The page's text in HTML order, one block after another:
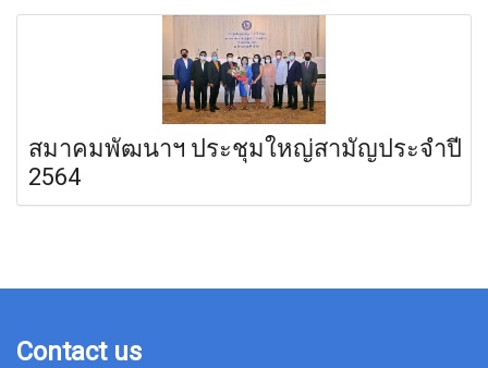
สมาคมพัฒนาฯ ประชุมใหญ่สามัญประจำปี
2564
Contact us